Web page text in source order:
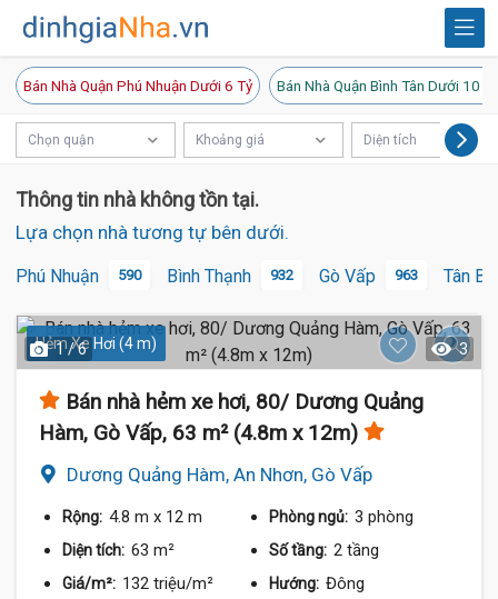
Bán Nhà Quận Phú Nhuận Dưới 6 Tỷ Bán Nhà Quận Bình Tân Dưới 10 Tỷ
Chọn quận Khoảng giá Diện tích
Thông tin nhà không tồn tại.
Lựa chọn nhà tương tự bên dưới.
Phú Nhuận 590 Bình Thạnh 932 Gò Vấp 963 Tân
Hẻm Xe Hơi (4 m)
1 / 6 3
Bán nhà hẻm xe hơi, 80/ Dương Quảng
Hàm, Gò Vấp, 63 m² (4.8m x 12m)
Dương Quảng Hàm, An Nhơn, Gò Vấp
Rộng: 4.8 m x 12 m Phòng ngủ: 3 phòng
Diện tích: 63 m² Số tầng: 2 tầng
Giá/m²: 132 triệu/m² Hướng: Đông